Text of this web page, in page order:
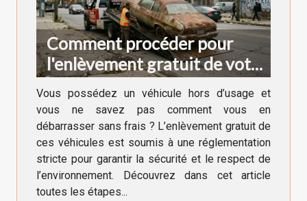
Comment procéder pour
l'enlèvement gratuit de votre
véhicule hors d'usage ?
Vous possédez un véhicule hors d’usage et
vous ne savez pas comment vous en
débarrasser sans frais ? L’enlèvement gratuit de
ces véhicules est soumis à une réglementation
stricte pour garantir la sécurité et le respect de
l’environnement. Découvrez dans cet article
toutes les étapes...